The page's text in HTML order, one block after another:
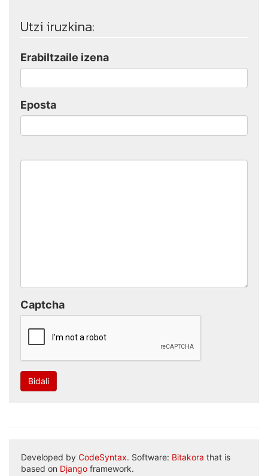
Utzi iruzkina:
Erabiltzaile izena
Eposta
Captcha
Bidali
Developed by CodeSyntax. Software: Bitakora that is
based on Django framework.